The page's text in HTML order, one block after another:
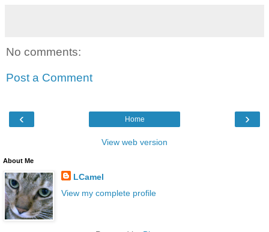
No comments:
Post a Comment
‹ ›
Home
View web version
About Me
LCamel
View my complete profile